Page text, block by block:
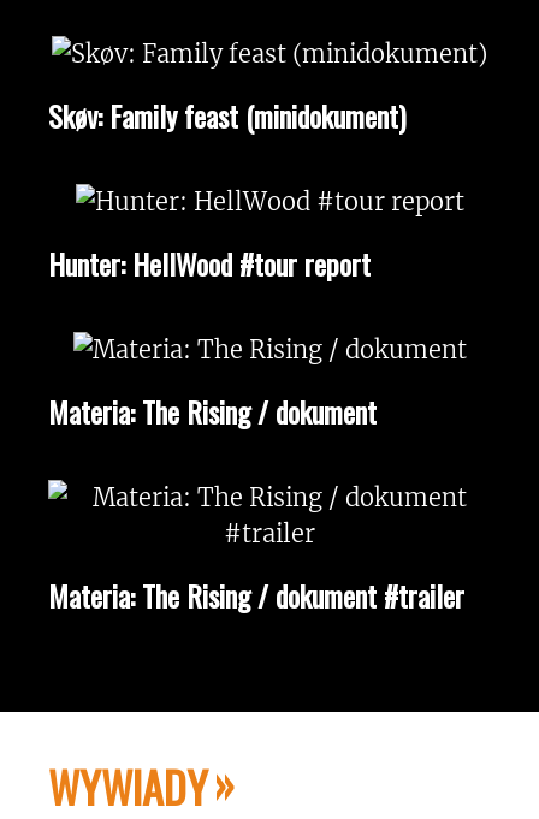
Skøv: Family feast (minidokument)
Hunter: HellWood #tour report
Materia: The Rising / dokument
Materia: The Rising / dokument #trailer
WYWIADY